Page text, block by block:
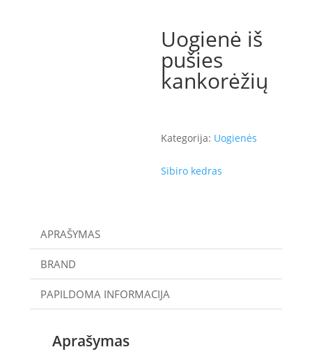
Uogienė iš
pušies
kankorėžių
Kategorija: Uogienės
Sibiro kedras
APRAŠYMAS
BRAND
PAPILDOMA INFORMACIJA
Aprašymas